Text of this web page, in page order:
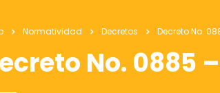
Normatividad Decretos Decreto No.
No. 0885